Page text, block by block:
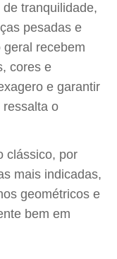
tranquilidade,
pesadas e
recebem
cores e
e garantir
ressalta o
clássico, por
mais indicadas,
geométricos e
bem em